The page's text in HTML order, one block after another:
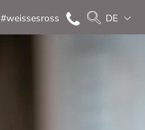
#weissesross DE